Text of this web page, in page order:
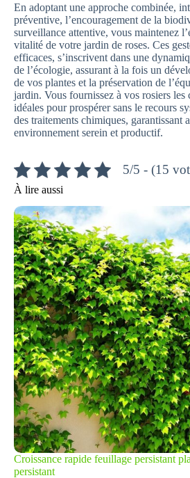
En adoptant une approche combinée,
préventive, l’encouragement de la
surveillance attentive, vous maintenez
vitalité de votre jardin de roses. Ces
efficaces, s’inscrivent dans une
de l’écologie, assurant à la fois un
de vos plantes et la préservation de
jardin. Vous fournissez à vos rosiers les
idéales pour prospérer sans le recours
des traitements chimiques, garantissant
environnement serein et productif.
5/5 - (15
À lire aussi
Croissance rapide feuillage persistant
persistant